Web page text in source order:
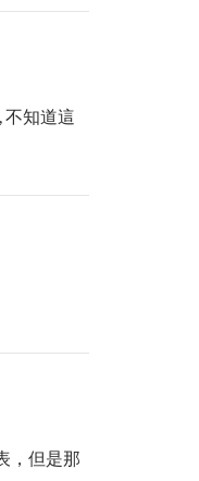
不知道這
，但是那